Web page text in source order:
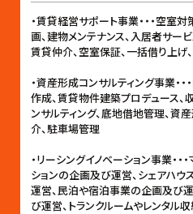
・賃貸経営サポート事業・・・空室
画、建物メンテナンス、入居者サービ
賃貸仲介、空室保証、一括借り上げ
・資産形成コンサルティング事業・
作成、賃貸物件建築プロデュース
ンサルティング、底地借地管理、資
介、駐車場管理
・リーシングイノベーション事業・
ションの企画及び運営、シェアハ
運営、民泊や宿泊事業の企画及び
び運営、トランクルームやレンタル